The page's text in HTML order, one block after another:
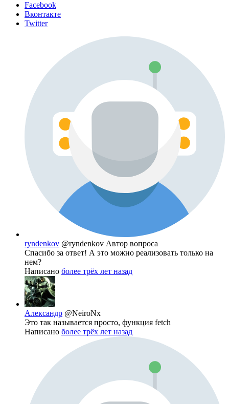
Facebook
Вконтакте
Twitter
ryndenkov @ryndenkov Автор вопроса
Спасибо за ответ! А это можно реализовать только на
нем?
Написано более трёх лет назад
Александр @NeiroNx
Это так называется просто, функция fetch
Написано более трёх лет назад